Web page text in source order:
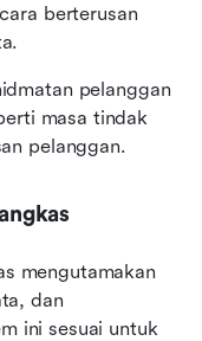
berterusan
pelanggan
masa tindak
pelanggan.
mengutamakan
dan
ini sesuai untuk